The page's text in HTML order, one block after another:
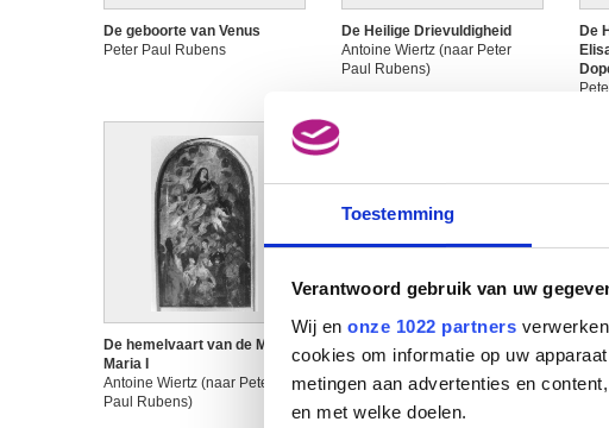
Toestemming
Verantwoord gebruik van uw
Wij en onze 1022 partners
cookies om informatie op uw
metingen aan advertenties en
en met welke doelen.
De geboorte van Venus
Peter Paul Rubens
De Heilige Drievuldigheid
Antoine Wiertz (naar Peter
Paul Rubens)
De
De hemelvaart van de Maagd
Maria I
Antoine Wiertz (naar Peter
Paul Rubens)
De hemelvaart van de Maagd
Maria II
Antoine Wiertz (naar Peter
Paul Rubens)
De